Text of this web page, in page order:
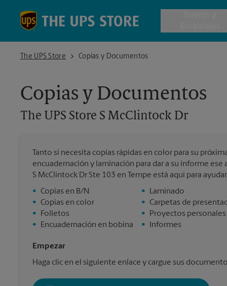
Cajas de
Envío
Todos
The UPS Store
The UPS Store S McClintock Dr
Copias y Documentos
Copias y Documentos
The UPS Store S McClintock Dr
Tanto si necesita copias rápidas en color para su
encuadernación y laminación para dar a su informe
S McClintock Dr Ste 103 en Tempe está aquí para
• Copias en B/N
• Copias en color
•
Folletos
•
Encuadernación en bobina
•
Laminado
• Carpetas de
•
Proyectos personales
•
Informes
Empezar
Haga clic en el siguiente enlace y cargue sus